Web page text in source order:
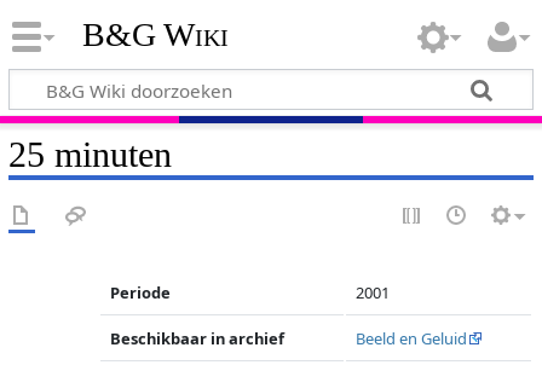
B&G Wiki
25 minuten
Periode 2001
Beschikbaar in archief Beeld en Geluid